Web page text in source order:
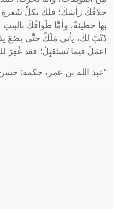
حِلاقُكَ رأسَكَ؛ فلكَ بكلِّ شَعرةٍ
بها خطيئةٌ، وأمَّا طَوافُكَ
ذَنْبَ لكَ، يأتي مَلَكٌ حتَّى يضَعَ
اعمَلْ فيما تَستَقبِلُ؛ فقد غُفِرَ
“عبد الله بن عمر، حكمه: حسن